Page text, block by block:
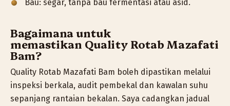
Bau: segar, tanpa bau fermentasi atau asid.
Bagaimana untuk
memastikan Quality Rotab Mazafati
Bam?
Quality Rotab Mazafati Bam boleh dipastikan melalui
inspeksi berkala, audit pembekal dan kawalan suhu
sepanjang rantaian bekalan. Saya cadangkan jadual